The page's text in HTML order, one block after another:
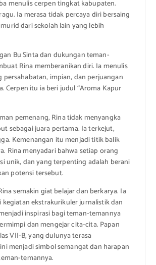
menulis cerpen tingkat kabupaten.
Ia merasa tidak percaya diri bersaing
dari sekolah lain yang lebih
Bu Sinta dan dukungan teman-
Rina memberanikan diri. Ia menulis
persahabatan, impian, dan perjuangan
Cerpen itu ia beri judul “Aroma Kapur
pemenang, Rina tidak menyangka
sebagai juara pertama. Ia terkejut,
Kemenangan itu menjadi titik balik
Rina menyadari bahwa setiap orang
unik, dan yang terpenting adalah berani
potensi tersebut.
semakin giat belajar dan berkarya. Ia
ekstrakurikuler jurnalistik dan
inspirasi bagi teman-temannya
dan mengejar cita-cita. Papan
VII-B, yang dulunya terasa
menjadi simbol semangat dan harapan
temannya.